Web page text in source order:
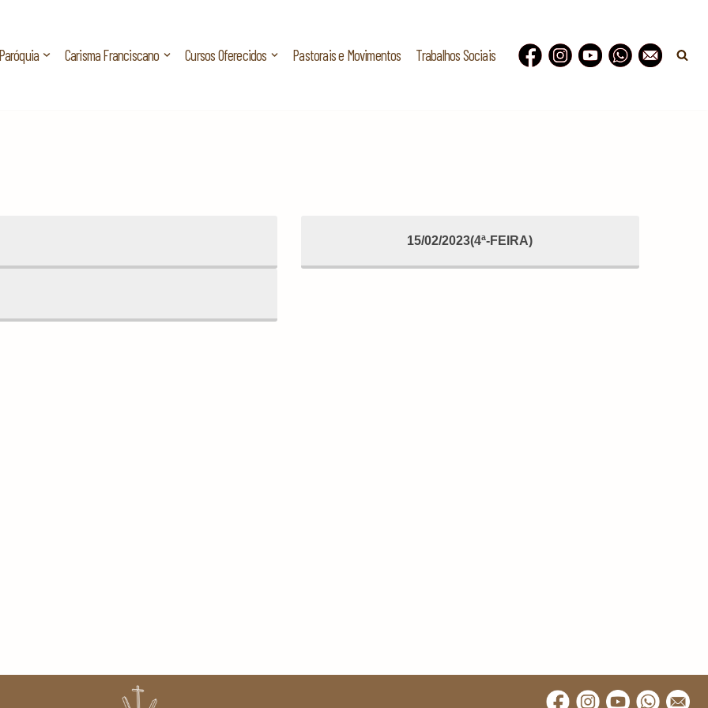
Paróquia Carisma Franciscano Cursos Oferecidos Pastorais e Movimentos Trabalhos Sociais
15/02/2023(4ª-FEIRA)